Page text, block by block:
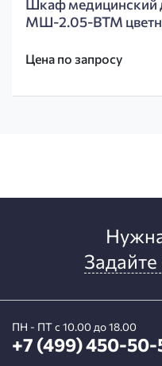
Шкаф медицинский
МШ-2.05-ВТМ
Цена по запросу
ПН - ПТ с 10.00 до 18.00
+7 (499) 450-50-